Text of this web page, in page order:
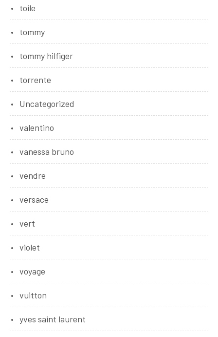
toile
tommy
tommy hilfiger
torrente
Uncategorized
valentino
vanessa bruno
vendre
versace
vert
violet
voyage
vuitton
yves saint laurent